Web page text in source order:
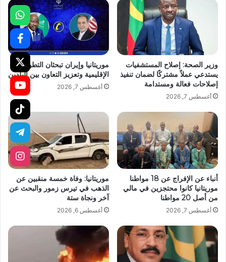
وزير الصحة: إصلاح المستشفيات
يستدعي عملاً مشتركًا لضمان تنفيذ
إصلاحات فعالة ومستدامة
أغسطس 7, 2026
موريتانيا وإيران تبحثان التطورات
الإقليمية وتعزيز التعاون بين البلدين
أغسطس 7, 2026
أنباء عن الإفراج عن 18 مواطنا
موريتانيا كانوا محتجزين في مالي
من أصل 20 مواطنا
أغسطس 7, 2026
موريتانيا: وفاة خمسة منقبين عن
الذهب في تيرس زمور والبحث عن
آخر ونجاة ستة
أغسطس 6, 2026